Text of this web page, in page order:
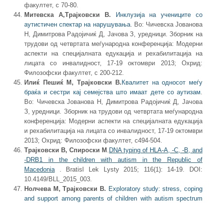
факултет, c 70-80.
Митевска А,Трајковски В.
Инклузија на учениците со
аутистичен спектар на нарушувања. Во: Чичевска Јованова
Н, Димитрова Радојичиќ Д, Јачова З, уредници. Зборник на
трудови од четвртата меѓународна конференција: Модерни
аспекти на специјалната едукација и рехабилитација на
лицата со инвалидност, 17-19 октомври 2013; Охрид:
Филозофски факултет, c 200-212.
Илиќ Пешиќ М, Трајковски В. Квалитет на односот меѓу
браќа и сестри кај семејства што имаат дете со аутизам.
Во: Чичевска Јованова Н, Димитрова Радојичиќ Д, Јачова
З, уредници. Зборник на трудови од четвртата меѓународна
конференција: Модерни аспекти на специјалната едукација
и рехабилитација на лицата со инвалидност, 17-19 октомври
2013; Охрид: Филозофски факултет, c494-504.
Трајковски В, Спироски М . DNA typing of HLA-A, -C, -B, and
-DRB1 in the children with autism in the Republic of
Macedonia. Bratisl Lek Lysty 2015; 116(1): 14-19. DOI:
10.4149/BLL_2015_003.
Нолчева М ,Трајковски В. Exploratory study: stress, coping
and support among parents of children with autism spectrum